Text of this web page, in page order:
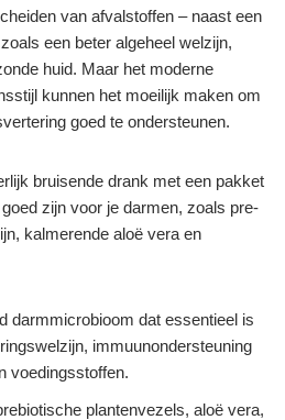
van afvalstoffen – naast een
een beter algeheel welzijn,
huid. Maar het moderne
kunnen het moeilijk maken om
goed te ondersteunen.
bruisende drank met een pakket
zijn voor je darmen, zoals pre-
kalmerende aloë vera en
darmmicrobioom dat essentieel is
immuunondersteuning
voedingsstoffen.
plantenvezels, aloë vera,